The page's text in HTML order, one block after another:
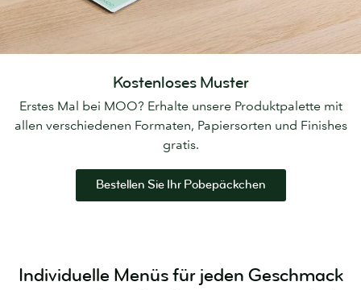
Kostenloses Muster
Erstes Mal bei MOO? Erhalte unsere Produktpalette mit
allen verschiedenen Formaten, Papiersorten und Finishes
gratis.
Bestellen Sie Ihr Pobepäckchen
Individuelle Menüs für jeden Geschmack